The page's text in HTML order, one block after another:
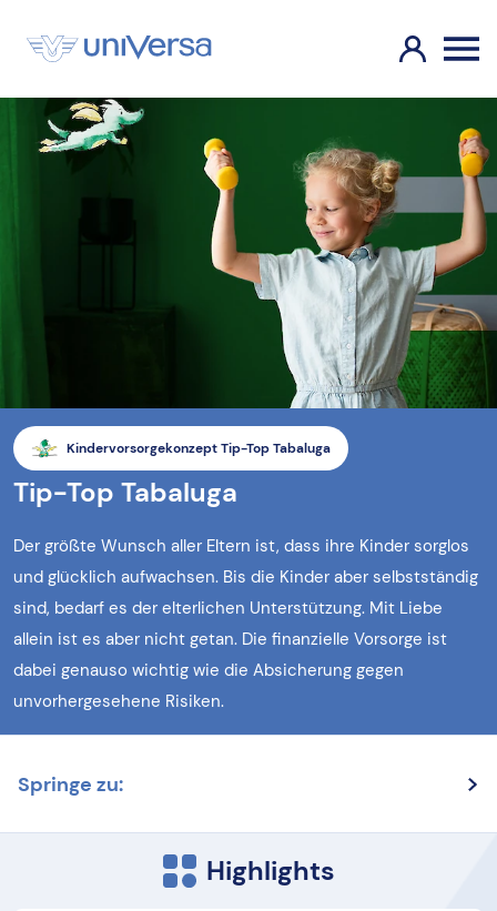
Kindervorsorgekonzept Tip-Top Tabaluga
Tip-Top Tabaluga
Der größte Wunsch aller Eltern ist, dass ihre Kinder sorglos
und glücklich aufwachsen. Bis die Kinder aber selbstständig
sind, bedarf es der elterlichen Unterstützung. Mit Liebe
allein ist es aber nicht getan. Die finanzielle Vorsorge ist
dabei genauso wichtig wie die Absicherung gegen
unvorhergesehene Risiken.
Springe zu:
Highlights